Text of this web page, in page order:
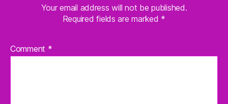
Your email address will not be published.
Required fields are marked *
Comment *